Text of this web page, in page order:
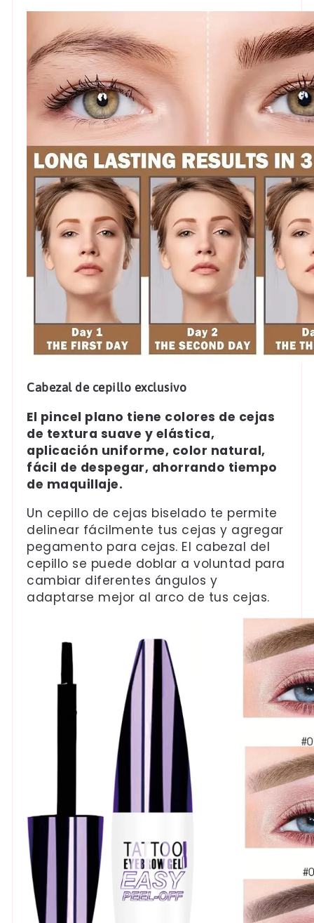
Cabezal de cepillo exclusivo
El pincel plano tiene colores de cejas
de textura suave y elástica,
aplicación uniforme, color natural,
fácil de despegar, ahorrando tiempo
de maquillaje.
Un cepillo de cejas biselado te permite
delinear fácilmente tus cejas y agregar
pegamento para cejas. El cabezal del
cepillo se puede doblar a voluntad para
cambiar diferentes ángulos y
adaptarse mejor al arco de tus cejas.